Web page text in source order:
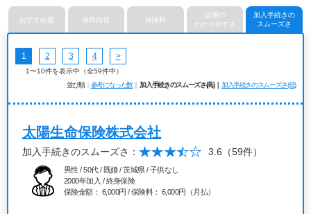
おすすめ度 保障内容 保険料
説明の
わかりやすさ
加入手続きの
スムーズさ
1 2 3 4 >
1〜10件を表示中（全59件中）
並び順
参考になった数 加入手続きのスムーズさ(高) 加入手続きのスムーズさ(低)
太陽生命保険株式会社
加入手続きのスムーズさ： 3.6 （59件）
男性 / 50代 / 既婚 / 茨城県 / 子供なし
2000年加入 / 終身保険
保険金額： 6,000円 / 保険料： 6,000円（月払）